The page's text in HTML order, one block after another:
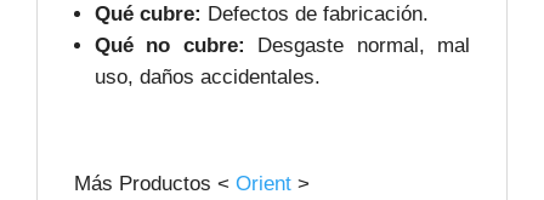
Qué cubre: Defectos de fabricación.
Qué no cubre: Desgaste normal, mal
uso, daños accidentales.
Más Productos < Orient >